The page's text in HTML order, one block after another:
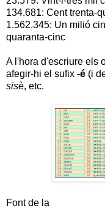
134.681: Cent trenta-
1.562.345: Un milió
quaranta-cinc
A l'hora d'escriure els
afegir-hi el sufix -é (i
sisè, etc.
Font de la